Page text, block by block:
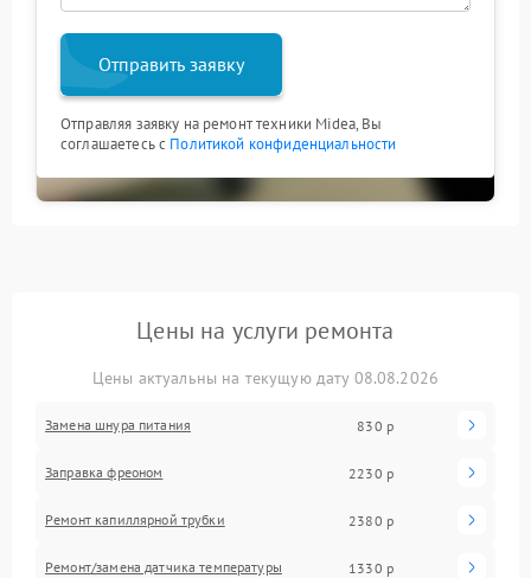
Отправить заявку
Отправляя заявку на ремонт техники Midea, Вы
соглашаетесь с Политикой конфиденциальности
Цены на услуги ремонта
Цены актуальны на текущую дату 08.08.2026
Замена шнура питания 830 р
Заправка фреоном 2230 р
Ремонт капиллярной трубки 2380 р
Ремонт/замена датчика температуры 1330 р